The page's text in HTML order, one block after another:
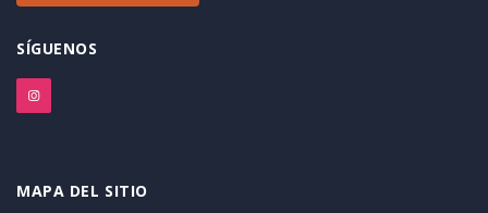
SÍGUENOS
MAPA DEL SITIO